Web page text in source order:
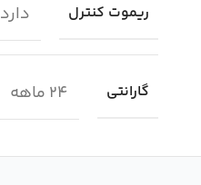
ریموت کنترل دارد
گارانتی 24 ماهه